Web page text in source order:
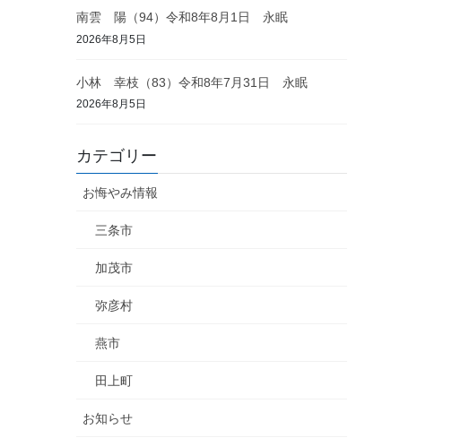
南雲 陽（94）令和8年8月1日 永眠
2026年8月5日
小林 幸枝（83）令和8年7月31日 永眠
2026年8月5日
カテゴリー
お悔やみ情報
三条市
加茂市
弥彦村
燕市
田上町
お知らせ